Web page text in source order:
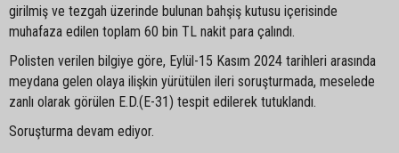
girilmiş ve tezgah üzerinde bulunan bahşiş kutusu içerisinde
muhafaza edilen toplam 60 bin TL nakit para çalındı.
Polisten verilen bilgiye göre, Eylül-15 Kasım 2024 tarihleri arasında
meydana gelen olaya ilişkin yürütülen ileri soruşturmada, meselede
zanlı olarak görülen E.D.(E-31) tespit edilerek tutuklandı.
Soruşturma devam ediyor.